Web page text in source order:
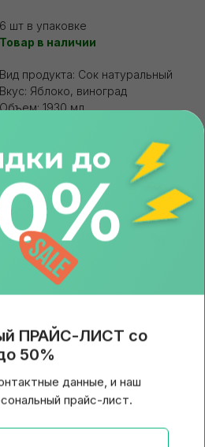
6 шт в упаковке
Товар в наличии
Вид продукта: Сок натуральный
Вкус: Яблоко, виноград
Объем: 1930 мл
Страна: Россия
ПРАЙС-ЛИСТ со
50%
данные, и наш
прайс-лист.